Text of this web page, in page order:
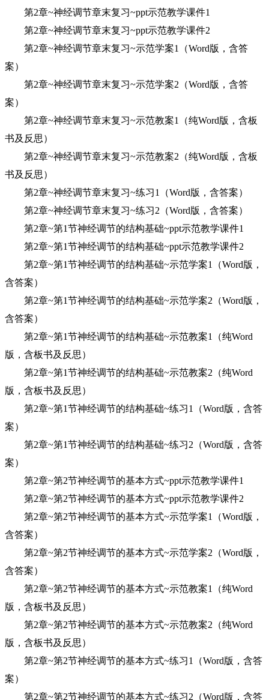
第2章~神经调节章末复习~ppt示范教学课件1
第2章~神经调节章末复习~ppt示范教学课件2
第2章~神经调节章末复习~示范学案1（Word版，含答
案）
第2章~神经调节章末复习~示范学案2（Word版，含答
案）
第2章~神经调节章末复习~示范教案1（纯Word版，含板
书及反思）
第2章~神经调节章末复习~示范教案2（纯Word版，含板
书及反思）
第2章~神经调节章末复习~练习1（Word版，含答案）
第2章~神经调节章末复习~练习2（Word版，含答案）
第2章~第1节神经调节的结构基础~ppt示范教学课件1
第2章~第1节神经调节的结构基础~ppt示范教学课件2
第2章~第1节神经调节的结构基础~示范学案1（Word版，
含答案）
第2章~第1节神经调节的结构基础~示范学案2（Word版，
含答案）
第2章~第1节神经调节的结构基础~示范教案1（纯Word
版，含板书及反思）
第2章~第1节神经调节的结构基础~示范教案2（纯Word
版，含板书及反思）
第2章~第1节神经调节的结构基础~练习1（Word版，含答
案）
第2章~第1节神经调节的结构基础~练习2（Word版，含答
案）
第2章~第2节神经调节的基本方式~ppt示范教学课件1
第2章~第2节神经调节的基本方式~ppt示范教学课件2
第2章~第2节神经调节的基本方式~示范学案1（Word版，
含答案）
第2章~第2节神经调节的基本方式~示范学案2（Word版，
含答案）
第2章~第2节神经调节的基本方式~示范教案1（纯Word
版，含板书及反思）
第2章~第2节神经调节的基本方式~示范教案2（纯Word
版，含板书及反思）
第2章~第2节神经调节的基本方式~练习1（Word版，含答
案）
第2章~第2节神经调节的基本方式~练习2（Word版，含答